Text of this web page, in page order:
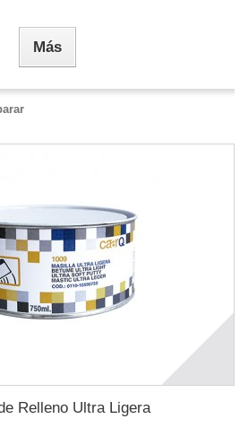
Más
Relleno Ultra Ligera